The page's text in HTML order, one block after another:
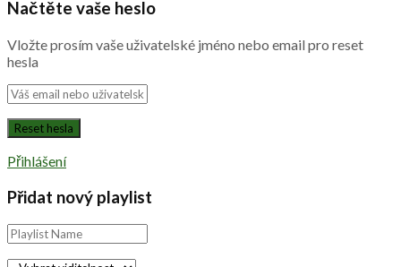
Načtěte vaše heslo
Vložte prosím vaše uživatelské jméno nebo email pro reset
hesla
Přihlášení
Přidat nový playlist